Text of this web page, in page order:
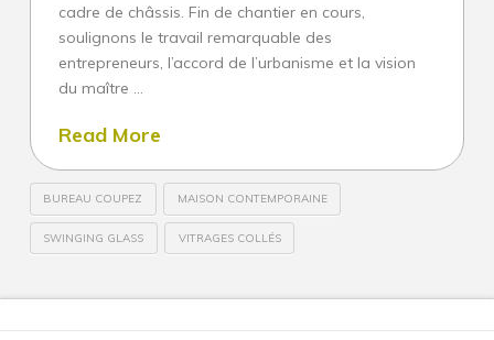
Rénovation sur-mesure
Collectif
Innovation : l’architecte de solutions
Construction neuve
Patrimoine
cadre de châssis. Fin de chantier en cours,
soulignons le travail remarquable des
entrepreneurs, l’accord de l’urbanisme et la vision
du maître …
Read More
BUREAU COUPEZ MAISON CONTEMPORAINE
SWINGING GLASS VITRAGES COLLÉS
CoupezSWINGING